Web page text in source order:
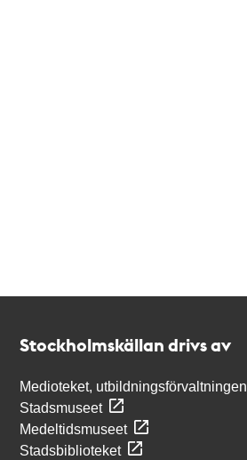
Stockholmskällan drivs av
Medioteket, utbildningsförvaltningen
Stadsmuseet
Medeltidsmuseet
Stadsbiblioteket